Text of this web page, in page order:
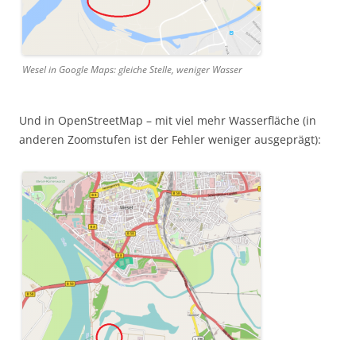
Wesel in Google Maps: gleiche Stelle, weniger Wasser
Und in OpenStreetMap – mit viel mehr Wasserfläche (in
anderen Zoomstufen ist der Fehler weniger ausgeprägt):